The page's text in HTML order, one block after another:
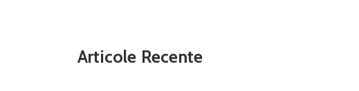
Articole Recente